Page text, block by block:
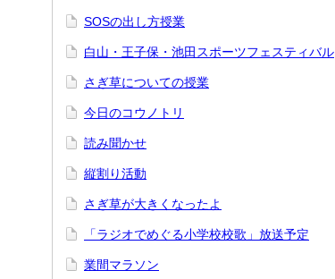
SOSの出し方授業
白山・王子保・池田スポーツフェスティバル
さぎ草についての授業
今日のコウノトリ
読み聞かせ
縦割り活動
さぎ草が大きくなったよ
「ラジオでめぐる小学校校歌」放送予定
業間マラソン